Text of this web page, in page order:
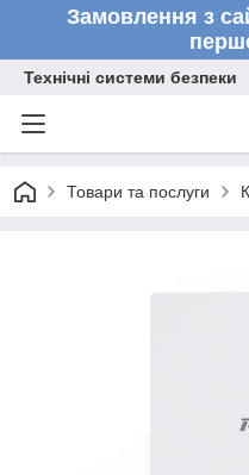
Замовлення з
Технічні системи безпеки
Товари та послуги